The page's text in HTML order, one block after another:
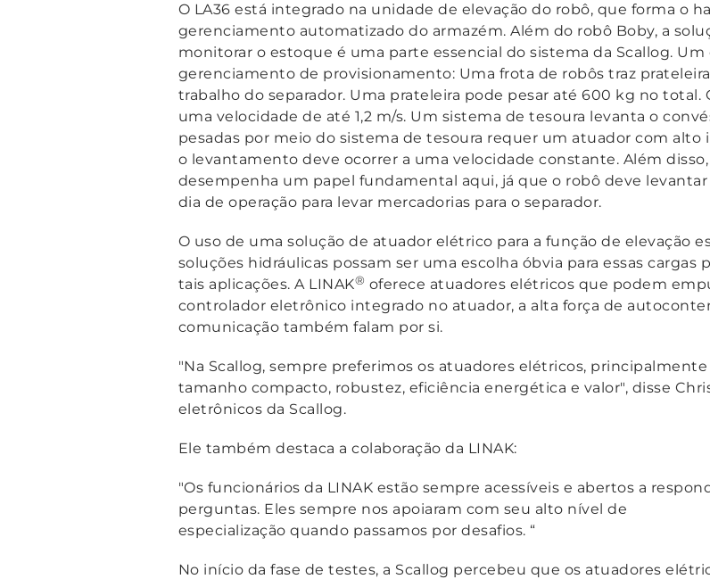
O LA36 está integrado na unidade de elevação do robô, que forma o
gerenciamento automatizado do armazém. Além do robô Boby, a
monitorar o estoque é uma parte essencial do sistema da Scallog.
gerenciamento de provisionamento: Uma frota de robôs traz
trabalho do separador. Uma prateleira pode pesar até 600 kg no total.
uma velocidade de até 1,2 m/s. Um sistema de tesoura levanta o
pesadas por meio do sistema de tesoura requer um atuador com
o levantamento deve ocorrer a uma velocidade constante. Além
desempenha um papel fundamental aqui, já que o robô deve
dia de operação para levar mercadorias para o separador.
O uso de uma solução de atuador elétrico para a função de elevação
soluções hidráulicas possam ser uma escolha óbvia para essas cargas
tais aplicações. A LINAK® oferece atuadores elétricos que podem
controlador eletrônico integrado no atuador, a alta força de
comunicação também falam por si.
"Na Scallog, sempre preferimos os atuadores elétricos,
tamanho compacto, robustez, eficiência energética e valor", disse
eletrônicos da Scallog.
Ele também destaca a colaboração da LINAK:
"Os funcionários da LINAK estão sempre acessíveis e abertos a
perguntas. Eles sempre nos apoiaram com seu alto nível de
especialização quando passamos por desafios. “
No início da fase de testes, a Scallog percebeu que os atuadores